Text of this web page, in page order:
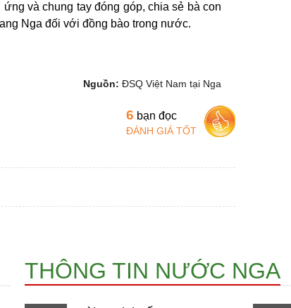
và chung tay đóng góp, chia sẻ bà con
Nga đối với đồng bào trong nước.
Nguồn: ĐSQ Việt Nam tại Nga
6 bạn đọc
ĐÁNH GIÁ TỐT
THÔNG TIN NƯỚC NGA